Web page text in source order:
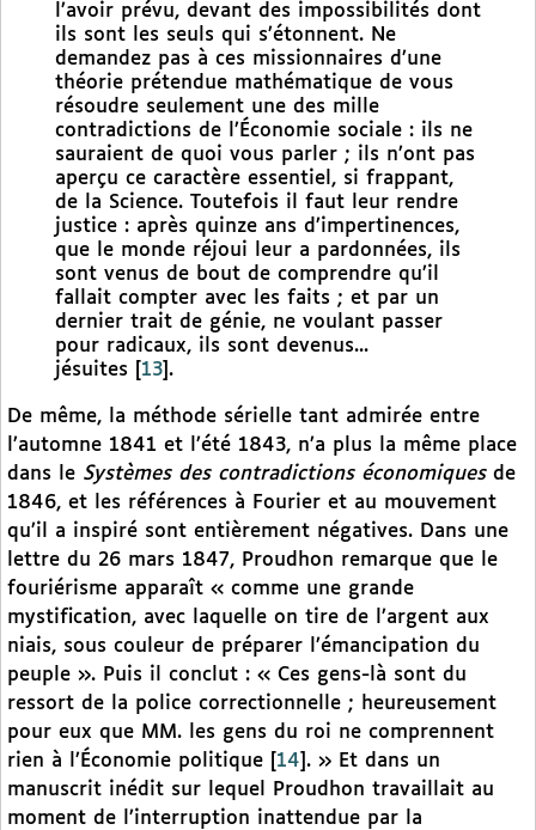
l’avoir prévu, devant des impossibilités dont
ils sont les seuls qui s’étonnent. Ne
demandez pas à ces missionnaires d’une
théorie prétendue mathématique de vous
résoudre seulement une des mille
contradictions de l’Économie sociale : ils ne
sauraient de quoi vous parler ; ils n’ont pas
aperçu ce caractère essentiel, si frappant,
de la Science. Toutefois il faut leur rendre
justice : après quinze ans d’impertinences,
que le monde réjoui leur a pardonnées, ils
sont venus de bout de comprendre qu’il
fallait compter avec les faits ; et par un
dernier trait de génie, ne voulant passer
pour radicaux, ils sont devenus...
jésuites
13 .
De même, la méthode sérielle tant admirée entre
l’automne 1841 et l’été 1843, n’a plus la même place
dans le Systèmes des contradictions économiquesde
1846, et les références à Fourier et au mouvement
qu’il a inspiré sont entièrement négatives. Dans une
lettre du 26 mars 1847, Proudhon remarque que le
fouriérisme apparaît « comme une grande
mystification, avec laquelle on tire de l’argent aux
niais, sous couleur de préparer l’émancipation du
peuple ». Puis il conclut : « Ces gens-là sont du
ressort de la police correctionnelle ; heureusement
pour eux que MM. les gens du roi ne comprennent
rien à l’Économie politique
14 . » Et dans un
manuscrit inédit sur lequel Proudhon travaillait au
moment de l’interruption inattendue par la